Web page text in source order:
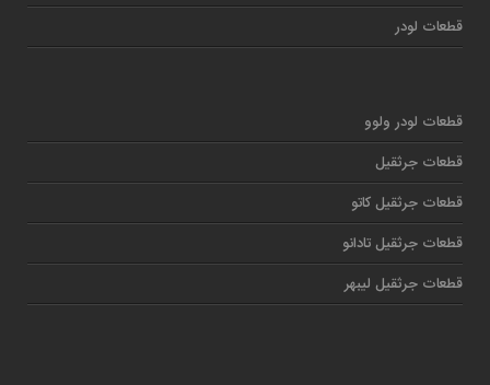
قطعات لودر
قطعات لودر ولوو
قطعات جرثقیل
قطعات جرثقیل کاتو
قطعات جرثقیل تادانو
قطعات جرثقیل لیبهر